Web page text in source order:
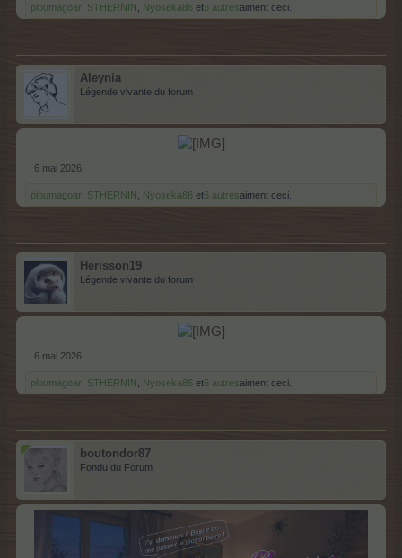
ploumagoar STHERNIN Nyoseka86 et6 autresaiment ceci.
Aleynia
Légende vivante du forum
6 mai 2026
ploumagoar STHERNIN Nyoseka86 et6 autresaiment ceci.
Herisson19
Légende vivante du forum
6 mai 2026
ploumagoar STHERNIN Nyoseka86 et6 autresaiment ceci.
boutondor87
Fondu du Forum